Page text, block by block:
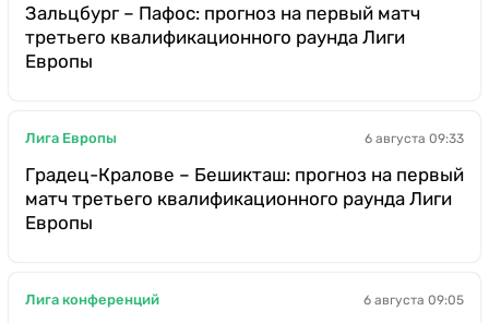
Зальцбург – Пафос: прогноз на первый матч
третьего квалификационного раунда Лиги
Европы
Лига Европы 6 августа 09:33
Градец-Кралове – Бешикташ: прогноз на первый
матч третьего квалификационного раунда Лиги
Европы
Лига конференций 6 августа 09:05